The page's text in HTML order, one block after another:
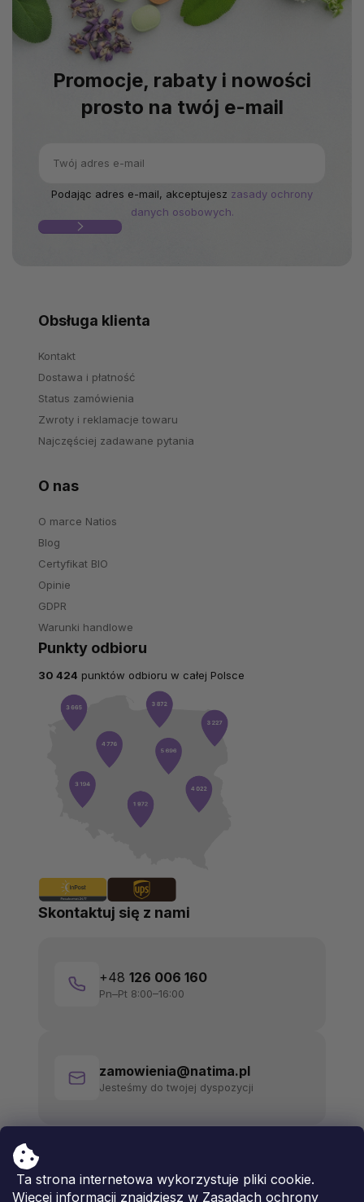
Ta strona internetowa wykorzystuje pliki cookie.
Więcej informacji znajdziesz w Zasadach ochrony
Promocje, rabaty i nowości
prosto na twój e-mail
Podając adres e-mail, akceptujesz zasady ochrony
danych osobowych.
Obsługa klienta
Kontakt
Dostawa i płatność
Status zamówienia
Zwroty i reklamacje towaru
Najczęściej zadawane pytania
O nas
O marce Natios
Blog
Certyfikat BIO
Opinie
GDPR
Warunki handlowe
Skontaktuj się z nami
+48 126 006 160
Pn–Pt 8:00–16:00
zamowienia@natima.pl
Jesteśmy do twojej dyspozycji
Punkty odbioru
30 424 punktów odbioru w całej Polsce